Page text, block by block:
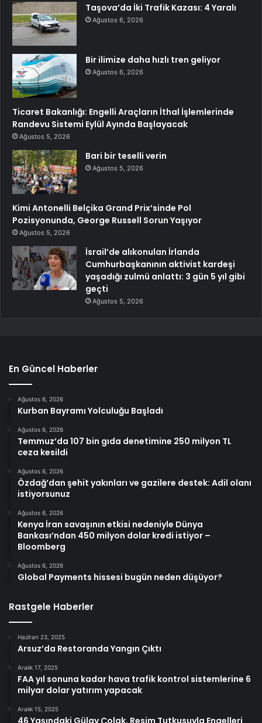
Taşova’da İki Trafik Kazası: 4 Yaralı
Ağustos 6, 2026
Bir ilimize daha hızlı tren geliyor
Ağustos 6, 2026
Ticaret Bakanlığı: Engelli Araçların İthal İşlemlerinde
Randevu Sistemi Eylül Ayında Başlayacak
Ağustos 5, 2026
Bari bir teselli verin
Ağustos 5, 2026
Kimi Antonelli Belçika Grand Prix’sinde Pol
Pozisyonunda, George Russell Sorun Yaşıyor
Ağustos 5, 2026
İsrail’de alıkonulan İrlanda
Cumhurbaşkanının aktivist kardeşi
yaşadığı zulmü anlattı: 3 gün 5 yıl gibi
geçti
Ağustos 5, 2026
En Güncel Haberler
Ağustos 6, 2026
Kurban Bayramı Yolculuğu Başladı
Ağustos 6, 2026
Temmuz’da 107 bin gıda denetimine 250 milyon TL
ceza kesildi
Ağustos 6, 2026
Özdağ’dan şehit yakınları ve gazilere destek: Adil olanı
istiyorsunuz
Ağustos 6, 2026
Kenya İran savaşının etkisi nedeniyle Dünya
Bankası’ndan 450 milyon dolar kredi istiyor –
Bloomberg
Ağustos 6, 2026
Global Payments hissesi bugün neden düşüyor?
Rastgele Haberler
Haziran 23, 2025
Arsuz’da Restoranda Yangın Çıktı
Aralık 17, 2025
FAA yıl sonuna kadar hava trafik kontrol sistemlerine 6
milyar dolar yatırım yapacak
Aralık 15, 2025
46 Yaşındaki Gülay Çolak, Resim Tutkusuyla Engelleri